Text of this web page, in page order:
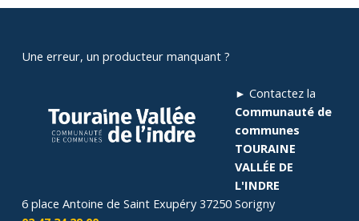
Skip back to main navigation
Une erreur, un producteur manquant ?
► Contactez la
Communauté de
communes
TOURAINE
VALLÉE DE
L'INDRE
6 place Antoine de Saint Exupéry 37250 Sorigny